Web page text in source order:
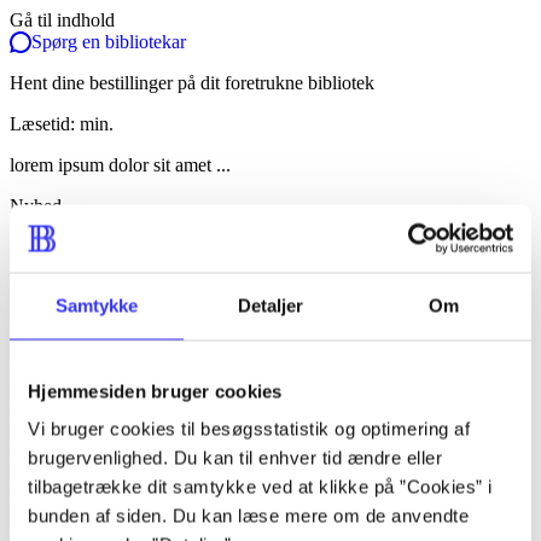
Samtykke Detaljer Om
Hjemmesiden bruger cookies
Vi bruger cookies til besøgsstatistik og optimering af
brugervenlighed. Du kan til enhver tid ændre eller
tilbagetrække dit samtykke ved at klikke på ”Cookies” i
bunden af siden. Du kan læse mere om de anvendte
Gå til indhold
Spørg en bibliotekar
Hent dine bestillinger på dit foretrukne bibliotek
Læsetid: min.
lorem ipsum dolor sit amet ...
Nyhed
lorem ipsum dolor sit amet ...
lorem ipsum dolor sit amet ...
lorem ipsum dolor sit amet ...
lorem ipsum dolor sit amet ...